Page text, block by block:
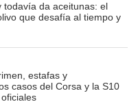
todavía da aceitunas: el
que desafía al tiempo y
estafas y
casos del Corsa y la S10